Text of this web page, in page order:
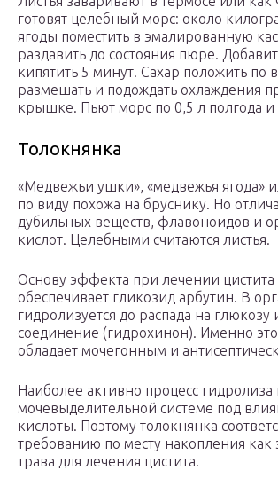
готовят целебный морс: около
ягоды поместить в эмалированную
раздавить до состояния пюре.
кипятить 5 минут. Сахар положить по
размешать и подождать охлаждения
крышке. Пьют морс по 0,5 л полгода
Толокнянка
«Медвежьи ушки», «медвежья ягода»
по виду похожа на бруснику. Но
дубильных веществ, флавоноидов и
кислот. Целебными считаются листья.
Основу эффекта при лечении
обеспечивает гликозид арбутин. В
гидролизуется до распада на
соединение (гидрохинон). Именно
обладает мочегонным и
Наиболее активно процесс гидролиза
мочевыделительной системе под
кислоты. Поэтому толокнянка
требованию по месту накопления
трава для лечения цистита.